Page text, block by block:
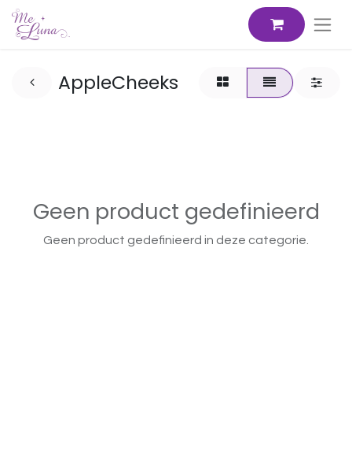
AppleCheeks
Geen product gedefinieerd
Geen product gedefinieerd in deze categorie.